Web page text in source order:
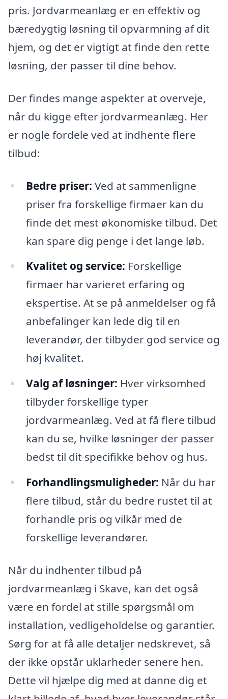
pris. Jordvarmeanlæg er en effektiv og
bæredygtig løsning til opvarmning af dit
hjem, og det er vigtigt at finde den rette
løsning, der passer til dine behov.
Der findes mange aspekter at overveje,
når du kigge efter jordvarmeanlæg. Her
er nogle fordele ved at indhente flere
tilbud:
Bedre priser: Ved at sammenligne
priser fra forskellige firmaer kan du
finde det mest økonomiske tilbud. Det
kan spare dig penge i det lange løb.
Kvalitet og service: Forskellige
firmaer har varieret erfaring og
ekspertise. At se på anmeldelser og få
anbefalinger kan lede dig til en
leverandør, der tilbyder god service og
høj kvalitet.
Valg af løsninger: Hver virksomhed
tilbyder forskellige typer
jordvarmeanlæg. Ved at få flere tilbud
kan du se, hvilke løsninger der passer
bedst til dit specifikke behov og hus.
Forhandlingsmuligheder: Når du har
flere tilbud, står du bedre rustet til at
forhandle pris og vilkår med de
forskellige leverandører.
Når du indhenter tilbud på
jordvarmeanlæg i Skave, kan det også
være en fordel at stille spørgsmål om
installation, vedligeholdelse og garantier.
Sørg for at få alle detaljer nedskrevet, så
der ikke opstår uklarheder senere hen.
Dette vil hjælpe dig med at danne dig et